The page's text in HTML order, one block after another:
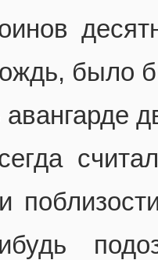
было
авангарде